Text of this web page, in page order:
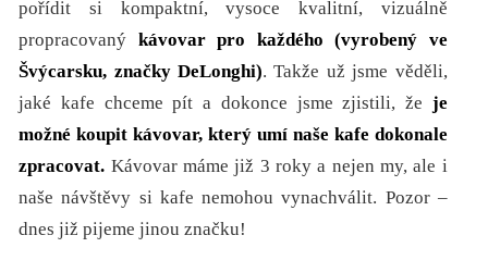
pořídit si kompaktní, vysoce kvalitní, vizuálně
propracovaný kávovar pro každého (vyrobený ve
Švýcarsku, značky DeLonghi). Takže už jsme věděli,
jaké kafe chceme pít a dokonce jsme zjistili, že je
možné koupit kávovar, který umí naše kafe dokonale
zpracovat. Kávovar máme již 3 roky a nejen my, ale i
naše návštěvy si kafe nemohou vynachválit. Pozor –
dnes již pijeme jinou značku!